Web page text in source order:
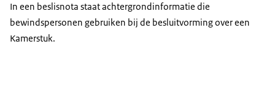
In een beslisnota staat achtergrondinformatie die
bewindspersonen gebruiken bij de besluitvorming over een
Kamerstuk.